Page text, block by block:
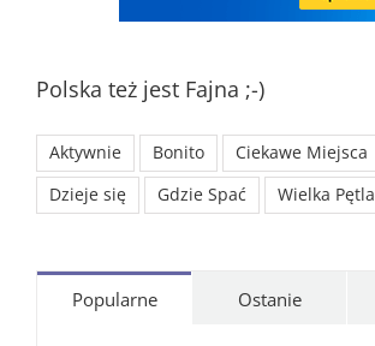
Polska też jest Fajna ;-)
Aktywnie Bonito Ciekawe Miejsca
Dzieje się
Gdzie Spać Wielka Pętla
Popularne Ostanie